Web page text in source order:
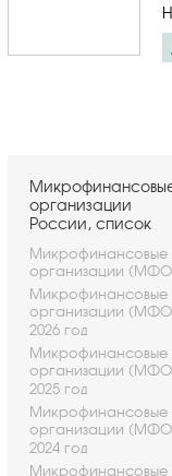
организации
России, список
Микрофинансовые
организации
Микрофинансовые
организации
2026 год
Микрофинансовые
организации
2025 год
Микрофинансовые
организации
2024 год
Микрофинансовые